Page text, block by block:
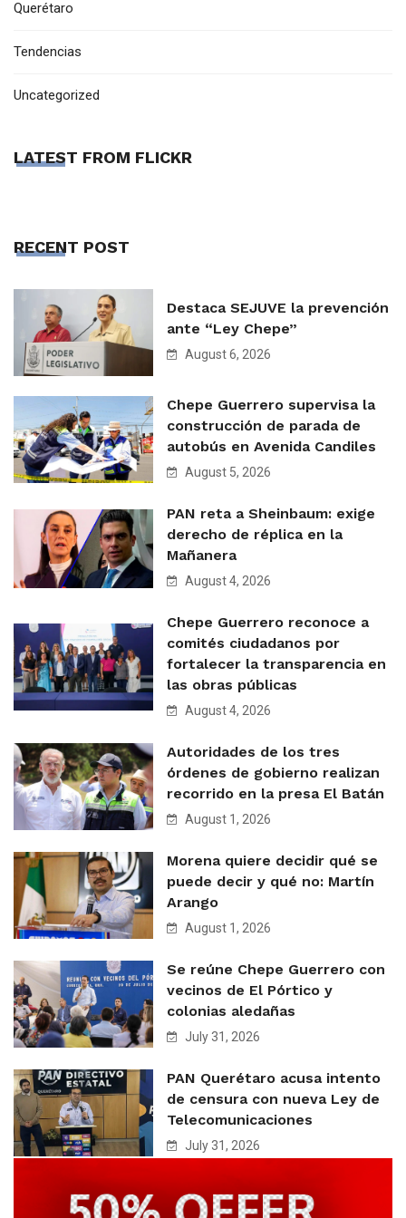
Querétaro
Tendencias
Uncategorized
LATEST FROM FLICKR
RECENT POST
Destaca SEJUVE la prevención
ante “Ley Chepe”
August 6, 2026
Chepe Guerrero supervisa la
construcción de parada de
autobús en Avenida Candiles
August 5, 2026
PAN reta a Sheinbaum: exige
derecho de réplica en la
Mañanera
August 4, 2026
Chepe Guerrero reconoce a
comités ciudadanos por
fortalecer la transparencia en
las obras públicas
August 4, 2026
Autoridades de los tres
órdenes de gobierno realizan
recorrido en la presa El Batán
August 1, 2026
Morena quiere decidir qué se
puede decir y qué no: Martín
Arango
August 1, 2026
Se reúne Chepe Guerrero con
vecinos de El Pórtico y
colonias aledañas
July 31, 2026
PAN Querétaro acusa intento
de censura con nueva Ley de
Telecomunicaciones
July 31, 2026